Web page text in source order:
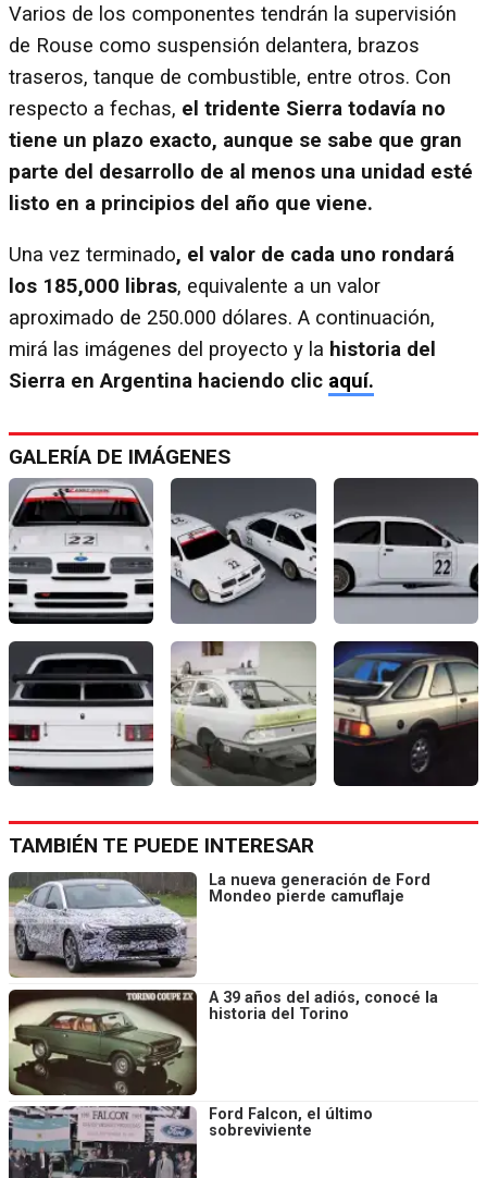
Varios de los componentes tendrán la supervisión
de Rouse como suspensión delantera, brazos
traseros, tanque de combustible, entre otros. Con
respecto a fechas, el tridente Sierra todavía no
tiene un plazo exacto, aunque se sabe que gran
parte del desarrollo de al menos una unidad esté
listo en a principios del año que viene.
Una vez terminado, el valor de cada uno rondará
los 185,000 libras, equivalente a un valor
aproximado de 250.000 dólares. A continuación,
mirá las imágenes del proyecto y la historia del
Sierra en Argentina haciendo clic aquí.
GALERÍA DE IMÁGENES
TAMBIÉN TE PUEDE INTERESAR
La nueva generación de Ford
Mondeo pierde camuflaje
A 39 años del adiós, conocé la
historia del Torino
Ford Falcon, el último
sobreviviente